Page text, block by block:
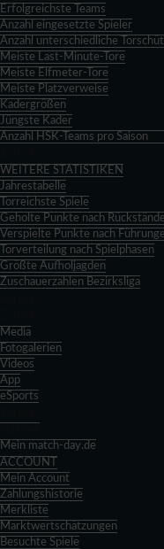
Erfolgreichste Teams
Anzahl eingesetzte Spieler
Anzahl unterschiedliche
Meiste Last-Minute-Tore
Meiste Elfmeter-Tore
Meiste Platzverweise
Kadergrößen
Jüngste Kader
Anzahl HSK-Teams pro Saison
WEITERE STATISTIKEN
Jahrestabelle
Torreichste Spiele
Geholte Punkte nach
Verspielte Punkte nach
Torverteilung nach Spielphasen
Größte Aufholjagden
Zuschauerzahlen Bezirksliga
Media
Fotogalerien
Videos
App
eSports
Mein match-day.de
ACCOUNT
Mein Account
Zahlungshistorie
Merkliste
Marktwertschätzungen
Besuchte Spiele